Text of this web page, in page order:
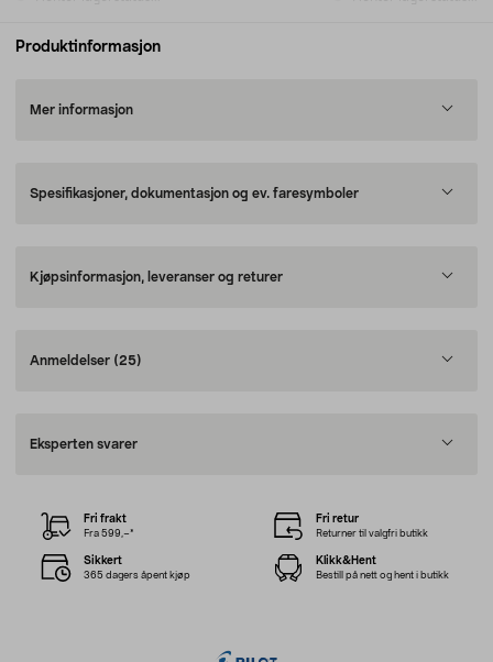
Produktinformasjon
Mer informasjon
Spesifikasjoner, dokumentasjon og ev. faresymboler
Kjøpsinformasjon, leveranser og returer
Anmeldelser (25)
Eksperten svarer
Fri frakt
Fra 599,–*
Fri retur
Returner til valgfri butikk
Sikkert
365 dagers åpent kjøp
Klikk&Hent
Bestill på nett og hent i butikk